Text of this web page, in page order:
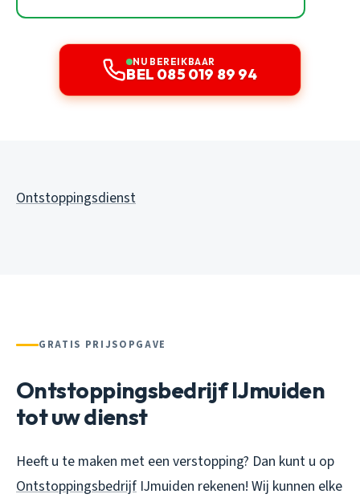
NU BEREIKBAAR
BEL 085 019 89 94
Ontstoppingsdienst
GRATIS PRIJSOPGAVE
Ontstoppingsbedrijf IJmuiden
tot uw dienst
Heeft u te maken met een verstopping? Dan kunt u op
Ontstoppingsbedrijf IJmuiden rekenen! Wij kunnen elke